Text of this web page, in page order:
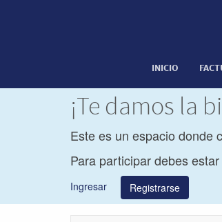
INICIO
¡Te damos la
Este es un espacio donde
Para participar debes
Ingresar
Registrarse